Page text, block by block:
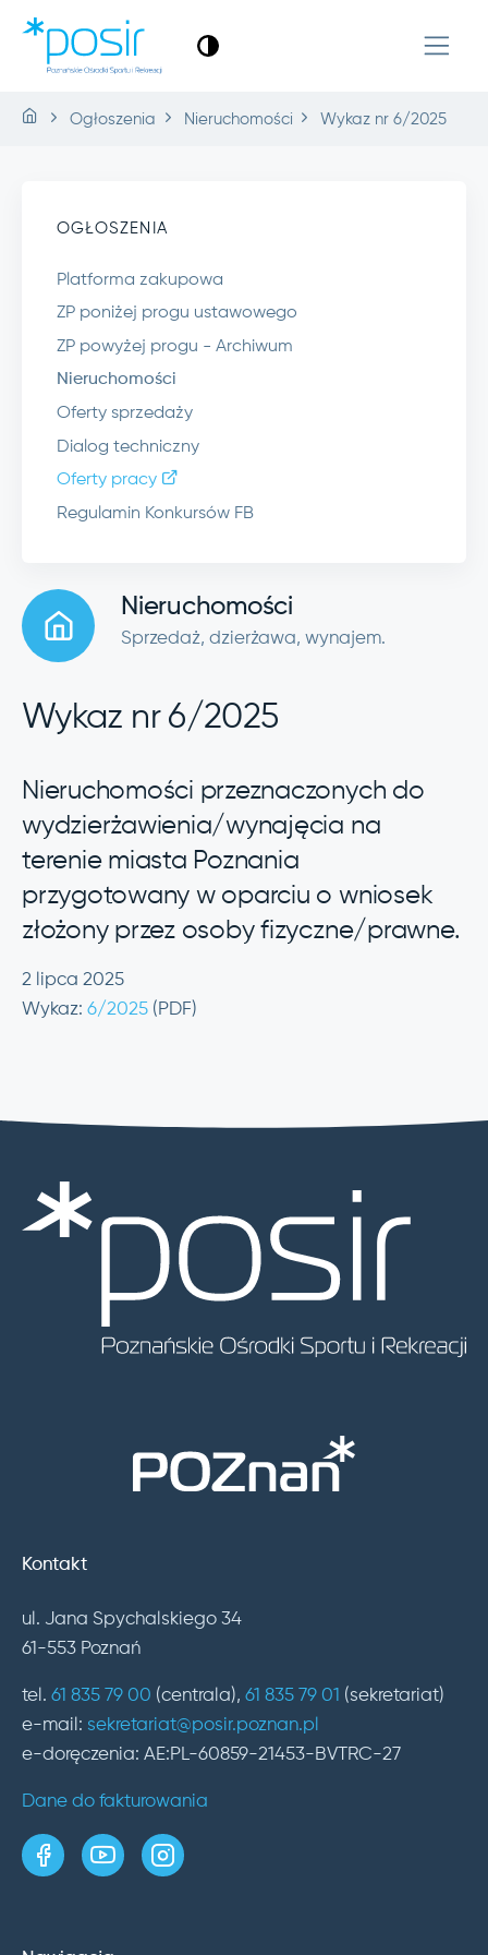
Ogłoszenia Nieruchomości Wykaz nr 6/2025
OGŁOSZENIA
Platforma zakupowa
ZP poniżej progu ustawowego
ZP powyżej progu - Archiwum
Nieruchomości
Oferty sprzedaży
Dialog techniczny
Oferty pracy
Regulamin Konkursów FB
Nieruchomości
Sprzedaż, dzierżawa, wynajem.
Wykaz nr 6/2025
Nieruchomości przeznaczonych do
wydzierżawienia/wynajęcia na
terenie miasta Poznania
przygotowany w oparciu o wniosek
złożony przez osoby fizyczne/prawne.
2 lipca 2025
Wykaz: 6/2025 (PDF)
Kontakt
ul. Jana Spychalskiego 34
61-553 Poznań
tel. 61 835 79 00 (centrala), 61 835 79 01 (sekretariat)
e-mail: sekretariat@posir.poznan.pl
e-doręczenia: AE:PL-60859-21453-BVTRC-27
Dane do fakturowania
strona w serwisie Facebook
kanał w serwisie YouTube
profil w serwisie Instagram